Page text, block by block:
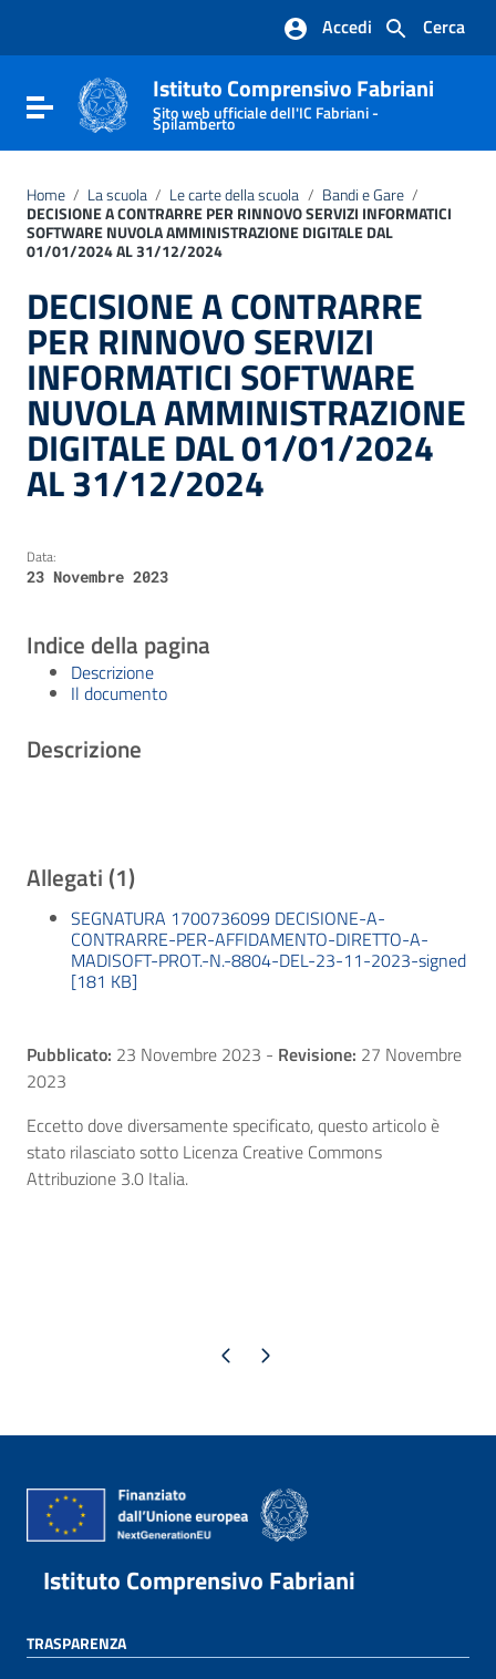
Vai al footer
Cerca
Accedi
Attiva / disattiva la navigazione
Istituto Comprensivo Fabriani
Sito web ufficiale dell'IC Fabriani -
Spilamberto
Home / La scuola / Le carte della scuola / Bandi e Gare /
DECISIONE A CONTRARRE PER RINNOVO SERVIZI INFORMATICI
SOFTWARE NUVOLA AMMINISTRAZIONE DIGITALE DAL
01/01/2024 AL 31/12/2024
DECISIONE A CONTRARRE
PER RINNOVO SERVIZI
INFORMATICI SOFTWARE
NUVOLA AMMINISTRAZIONE
DIGITALE DAL 01/01/2024
AL 31/12/2024
Data:
23 Novembre 2023
Indice della pagina
Descrizione
Il documento
Descrizione
Allegati (1)
SEGNATURA 1700736099 DECISIONE-A-
CONTRARRE-PER-AFFIDAMENTO-DIRETTO-A-
MADISOFT-PROT.-N.-8804-DEL-23-11-2023-signed
[181 KB]
Pubblicato: 23 Novembre 2023 - Revisione: 27 Novembre
2023
Eccetto dove diversamente specificato, questo articolo è
stato rilasciato sotto Licenza Creative Commons
Attribuzione 3.0 Italia.
Pagina precedente
Pagina successiva
Istituto Comprensivo Fabriani
TRASPARENZA